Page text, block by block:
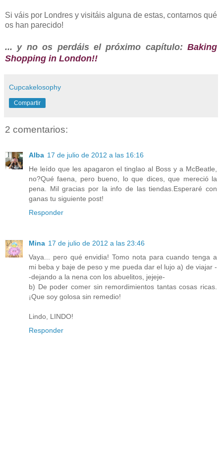
Si váis por Londres y visitáis alguna de estas, contarnos qué
os han parecido!
... y no os perdáis el próximo capítulo: Baking
Shopping in London!!
Cupcakelosophy
Compartir
2 comentarios:
Alba 17 de julio de 2012 a las 16:16
He leído que les apagaron el tinglao al Boss y a McBeatle,
no?Qué faena, pero bueno, lo que dices, que mereció la
pena. Mil gracias por la info de las tiendas.Esperaré con
ganas tu siguiente post!
Responder
Mina 17 de julio de 2012 a las 23:46
Vaya... pero qué envidia! Tomo nota para cuando tenga a
mi beba y baje de peso y me pueda dar el lujo a) de viajar -
-dejando a la nena con los abuelitos, jejeje-
b) De poder comer sin remordimientos tantas cosas ricas.
¡Que soy golosa sin remedio!
Lindo, LINDO!
Responder